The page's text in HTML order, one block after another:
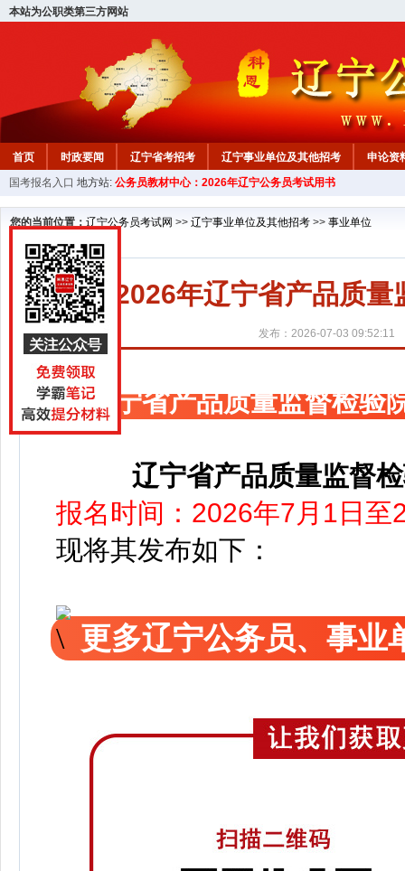
本站为公职类第三方网站
首页 时政要闻 辽宁省考招考 辽宁事业单位及其他招考 申论资
教材中心
国考报名入口 地方站: 公务员教材中心：2026年辽宁公务员考试用书
您的当前位置： 辽宁公务员考试网 >> 辽宁事业单位及其他招考 >> 事业单位
2026年辽宁省产品质
发布：2026-07-03 09:52:11
辽宁省产品质量监督检验
辽宁省产品质量监督
报名时间：2026年7月1日至
现将其发布如下：
更多辽宁公务员、事业